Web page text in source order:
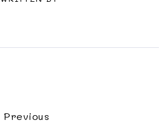
Previous